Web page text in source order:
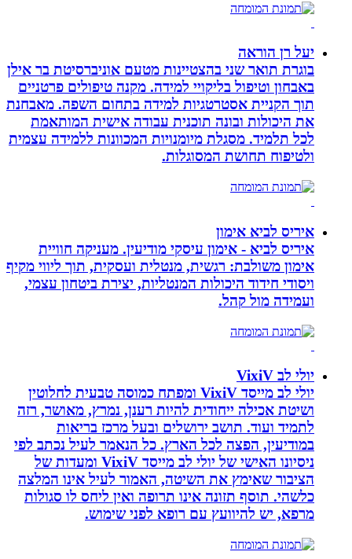
יעל רן הוראה
בוגרת תואר שני בהצטיינות מטעם אוניברסיטת בר אילן
באבחון וטיפול בליקויי למידה. מקנה טיפולים פרטניים
תוך הקניית אסטרטגיות למידה בתחום השפה. מאבחנת
את היכולות ובונה תוכנית עבודה אישית המותאמת
לכל תלמיד. מסגלת מיומנויות המכוונות ללמידה עצמית
ולטיפוח תחושת המסוגלות.
איריס לביא אימון
איריס לביא - אימון עיסקי מודיעין. מעניקה חוויית
אימון משולבת: רגשית, מנטלית ועסקית, תוך ליווי מקיף
ויסודי חידוד היכולות המנטליות, יצירת ביטחון עצמי,
ועמידה מול קהל.
יולי לב VixiV
יולי לב מייסד VixiV ומפתח כמוסה טבעית לחלוטין
ושיטת אכילה ייחודית להיות רענן, נמרץ, מאושר, רזה
לתמיד ועוד. תושב ירושלים ובעל מרכז בריאות
במודיעין, הפצה לכל הארץ. כל הנאמר לעיל נכתב לפי
ניסיונו האישי של יולי לב מייסד VixiV ומעדות של
הציבור שאימץ את השיטה, האמור לעיל אינו המלצה
כלשהי. תוסף תזונה אינו תרופה ואין ליחס לו סגולות
מרפא, יש להיוועץ עם רופא לפני שימוש.